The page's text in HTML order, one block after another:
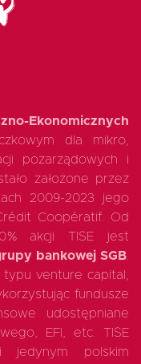
Ekonomicznych
dla mikro,
pozarządowych i
założone przez
2009-2023 jego
Coopératif. Od
akcji TISE jest
bankowej SGB.
typu venture capital,
fundusze
udostępniane
EFI, etc. TISE
jedynym polskim